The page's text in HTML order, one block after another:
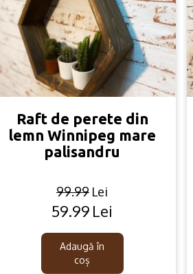
Raft de perete din
lemn Winnipeg mare
palisandru
99.99 Lei
Original
was:
99.99lei.
59.99 Lei
Current
is:
59.99lei.
Adaugă în
coș